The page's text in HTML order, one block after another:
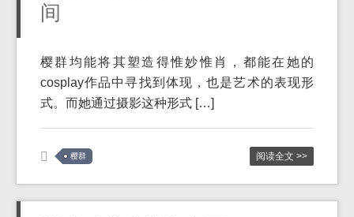
间
樱群均能将其塑造得惟妙惟肖，都能在她的
cosplay作品中寻找到体现，也是艺术的表现形
式。而她通过摄影这种形式 […]
樱群 阅读全文 >>